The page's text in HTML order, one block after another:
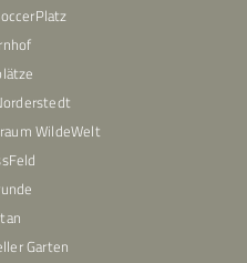
WildeWelt
Garten